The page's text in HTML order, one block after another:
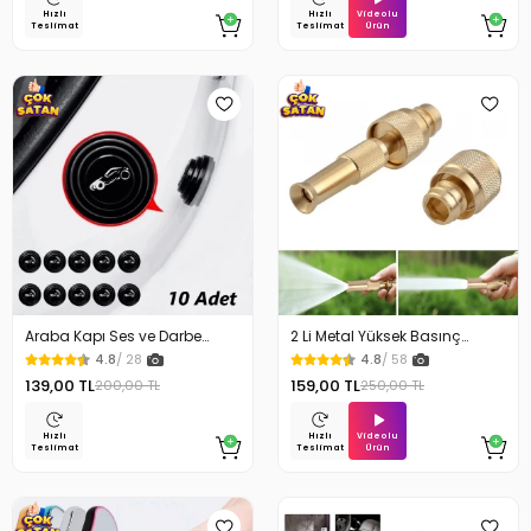
Hızlı
Teslimat
Hızlı
Teslimat
Videolu
Ürün
Araba Kapı Ses ve Darbe
Emici Pad 10 Adet
4.8/ 28
139,00 TL200,00 TL
Hızlı
Teslimat
2 Li Metal Yüksek Basınç
Yağmurlamalı Hortum Ucu
4.8/ 58
159,00 TL250,00 TL
Hızlı
Teslimat
Videolu
Ürün